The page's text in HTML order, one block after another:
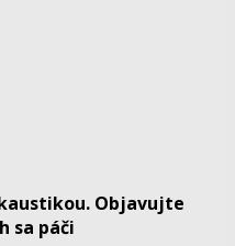
Objavujte
sa páči